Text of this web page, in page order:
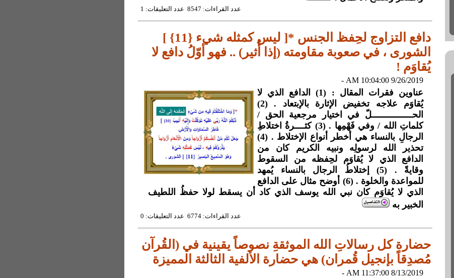
عدد القراءات: 8547 عدد التعليقات: 1
دافع التزاوج لحِفظ الجنس *[ ليس كمثله شيء {11} ]
الشورى ، في صعوبة مقاومته (إذا أُثير) .. فهو أوّلُ دافع لا
يُقاوَم !
9/26/2019 10:04:00 AM -
عناوين فقرات المقال : (1) الدافع الذي لا
يُقاوَم علاجه تخفيض الإثارة بالإبتعاد . (2)
الحــــــــــــــــلّ في اختيار مرجعية الحق /
كلماتِ الله / وفي فَهْمِها . (3) كثــــرةُ اختلاطِ
الرجالِ بالنساء هي أخطر أنواع الإختلاط . (4)
تحذير الله لرسولِه ونبيه الكريم كان من
الدافع الذي لا يُقاوَم لحِفظه من السقوط
وقايةً . (5) إختلاطُ الرجال بالنساء يُمهد
للمواعدة والخلوة . (6) أوضح مثال على الدافع
الذي لا يُقاوَم كان نبي الله يوسف الذي كاد أن يسقط لولا حفظُ اللطيف
الخبير به
عدد القراءات: 6774 عدد التعليقات: 0
حضارة كل رسالاتِ الله الموثقةِ نصوصاً يقينية في (القُرآن
مُصدِقاً بإنجيل قُمران) هي حضارة الألفية الثالثة المميزة
8/13/2019 11:37:00 AM -